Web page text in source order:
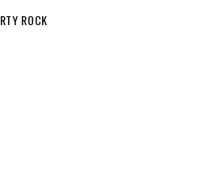
ROCK